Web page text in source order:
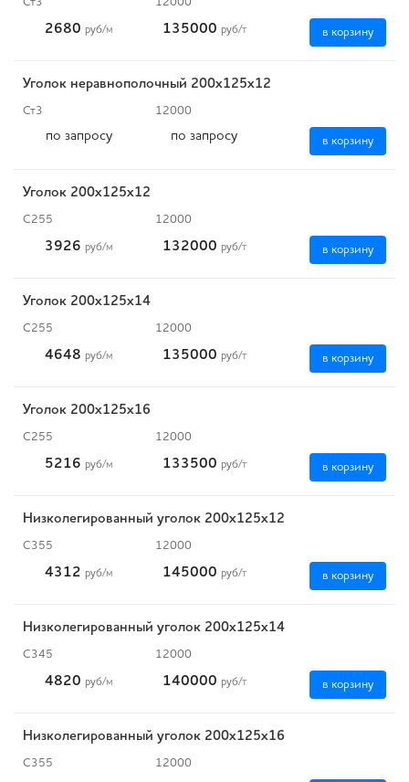
Ст3 12000
2680 руб/м 135000 руб/т в корзину
Уголок неравнополочный 200х125х12
Ст3 12000
по запросу по запросу в корзину
Уголок 200х125х12
С255 12000
3926 руб/м 132000 руб/т в корзину
Уголок 200х125х14
С255 12000
4648 руб/м 135000 руб/т в корзину
Уголок 200х125х16
С255 12000
5216 руб/м 133500 руб/т в корзину
Низколегированный уголок 200х125х12
С355 12000
4312 руб/м 145000 руб/т в корзину
Низколегированный уголок 200х125х14
С345 12000
4820 руб/м 140000 руб/т в корзину
Низколегированный уголок 200х125х16
С355 12000